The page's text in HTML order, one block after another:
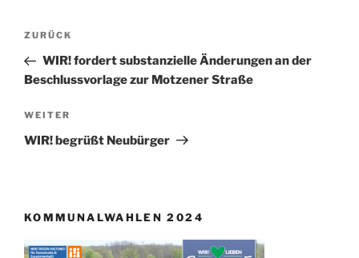
Beitragsnavigation
Vorheriger
Beitrag
ZURÜCK
WIR! fordert substanzielle Änderungen an der
Beschlussvorlage zur Motzener Straße
Nächster
Beitrag
WEITER
WIR! begrüßt Neubürger
KOMMUNALWAHLEN 2024